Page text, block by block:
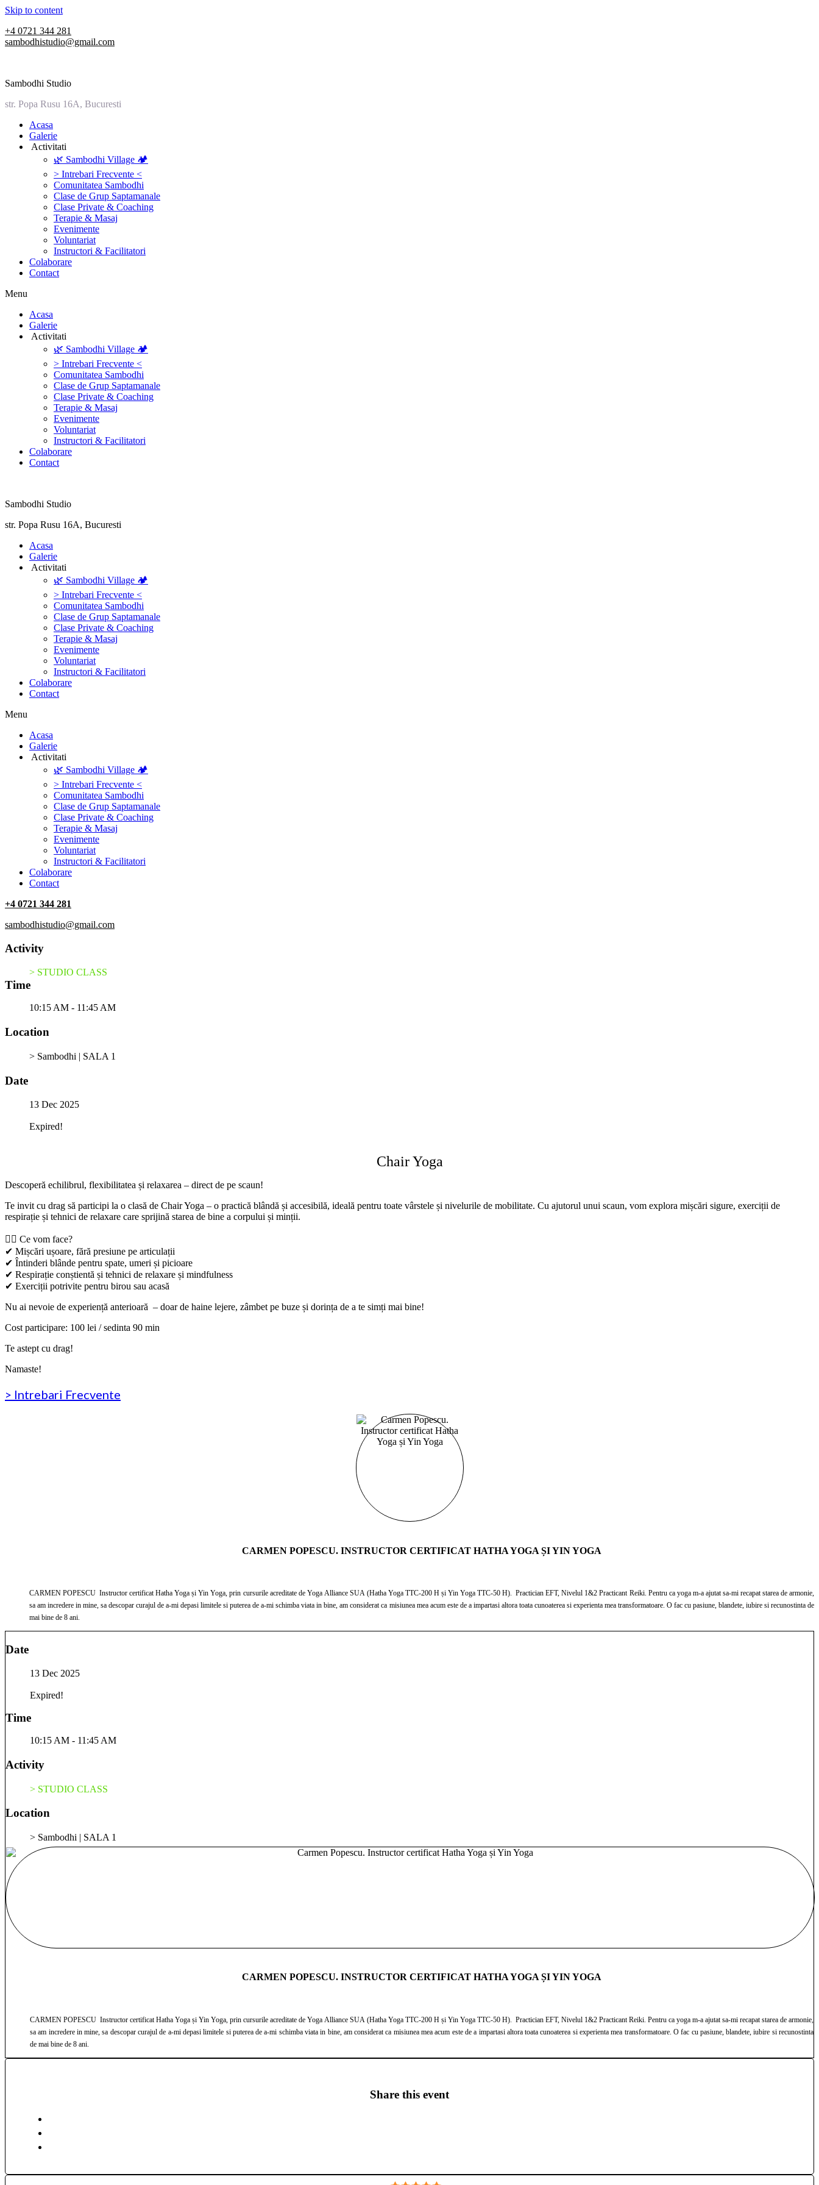
Skip to content
+4 0721 344 281
sambodhistudio@gmail.com
Sambodhi Studio
str. Popa Rusu 16A, Bucuresti
‎Acasa
Galerie
‎ ‎Activitati‎
🌿 Sambodhi Village 🏕️
> Intrebari Frecvente <
Comunitatea Sambodhi
Clase de Grup Saptamanale
Clase Private & Coaching
Terapie & Masaj
‎Evenimente
Voluntariat
‏‏‎Instructori & Facilitatori
Colaborare
Contact
Menu
‎Acasa
Galerie
‎ ‎Activitati‎
🌿 Sambodhi Village 🏕️
> Intrebari Frecvente <
Comunitatea Sambodhi
Clase de Grup Saptamanale
Clase Private & Coaching
Terapie & Masaj
‎Evenimente
Voluntariat
‏‏‎Instructori & Facilitatori
Colaborare
Contact
Sambodhi Studio
str. Popa Rusu 16A, Bucuresti
‎Acasa
Galerie
‎ ‎Activitati‎
🌿 Sambodhi Village 🏕️
> Intrebari Frecvente <
Comunitatea Sambodhi
Clase de Grup Saptamanale
Clase Private & Coaching
Terapie & Masaj
‎Evenimente
Voluntariat
‏‏‎Instructori & Facilitatori
Colaborare
Contact
Menu
‎Acasa
Galerie
‎ ‎Activitati‎
🌿 Sambodhi Village 🏕️
> Intrebari Frecvente <
Comunitatea Sambodhi
Clase de Grup Saptamanale
Clase Private & Coaching
Terapie & Masaj
‎Evenimente
Voluntariat
‏‏‎Instructori & Facilitatori
Colaborare
Contact
+4 0721 344 281
sambodhistudio@gmail.com
Activity
> STUDIO CLASS
Time
10:15 AM - 11:45 AM
Location
> Sambodhi | SALA 1
Date
13 Dec 2025
Expired!
Chair Yoga
Descoperă echilibrul, flexibilitatea și relaxarea – direct de pe scaun!
Te invit cu drag să participi la o clasă de Chair Yoga – o practică blândă și accesibilă, ideală pentru toate vârstele și nivelurile de mobilitate. Cu ajutorul unui scaun, vom explora mișcări sigure, exerciții de
respirație și tehnici de relaxare care sprijină starea de bine a corpului și minții.
🧘‍♀️ Ce vom face?
✔ Mișcări ușoare, fără presiune pe articulații
✔ Întinderi blânde pentru spate, umeri și picioare
✔ Respirație conștientă și tehnici de relaxare și mindfulness
✔ Exerciții potrivite pentru birou sau acasă
Nu ai nevoie de experiență anterioară – doar de haine lejere, zâmbet pe buze și dorința de a te simți mai bine!
Cost participare: 100 lei / sedinta 90 min
Te astept cu drag!
Namaste!
> Intrebari Frecvente
CARMEN POPESCU. INSTRUCTOR CERTIFICAT HATHA YOGA ȘI YIN YOGA
CARMEN POPESCU Instructor certificat Hatha Yoga și Yin Yoga, prin cursurile acreditate de Yoga Alliance SUA (Hatha Yoga TTC-200 H și Yin Yoga TTC-50 H). Practician EFT, Nivelul 1&2 Practicant Reiki. Pentru ca yoga m-a ajutat sa-mi recapat starea de armonie,
sa am incredere in mine, sa descopar curajul de a-mi depasi limitele si puterea de a-mi schimba viata in bine, am considerat ca misiunea mea acum este de a impartasi altora toata cunoaterea si experienta mea transformatoare. O fac cu pasiune, blandete, iubire si recunostinta de
mai bine de 8 ani.
Date
13 Dec 2025
Expired!
Time
10:15 AM - 11:45 AM
Activity
> STUDIO CLASS
Location
> Sambodhi | SALA 1
CARMEN POPESCU. INSTRUCTOR CERTIFICAT HATHA YOGA ȘI YIN YOGA
CARMEN POPESCU Instructor certificat Hatha Yoga și Yin Yoga, prin cursurile acreditate de Yoga Alliance SUA (Hatha Yoga TTC-200 H și Yin Yoga TTC-50 H). Practician EFT, Nivelul 1&2 Practicant Reiki. Pentru ca yoga m-a ajutat sa-mi recapat starea de armonie,
sa am incredere in mine, sa descopar curajul de a-mi depasi limitele si puterea de a-mi schimba viata in bine, am considerat ca misiunea mea acum este de a impartasi altora toata cunoaterea si experienta mea transformatoare. O fac cu pasiune, blandete, iubire si recunostinta
de mai bine de 8 ani.
Share this event